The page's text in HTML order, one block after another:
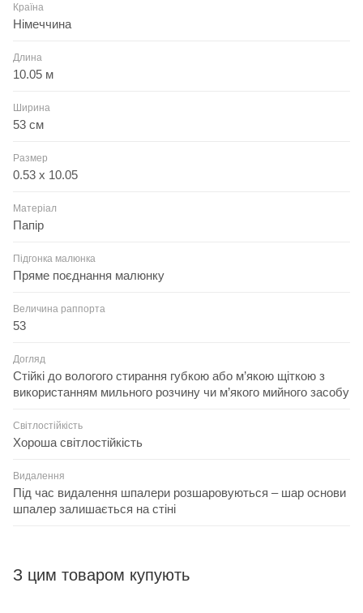
Країна
Німеччина
Длина
10.05 м
Ширина
53 см
Размер
0.53 x 10.05
Матеріал
Папір
Підгонка малюнка
Пряме поєднання малюнку
Величина раппорта
53
Догляд
Стійкі до вологого стирання губкою або м’якою щіткою з
використанням мильного розчину чи м’якого мийного засобу
Світлостійкість
Хороша світлостійкість
Видалення
Під час видалення шпалери розшаровуються – шар основи
шпалер залишається на стіні
З цим товаром купують